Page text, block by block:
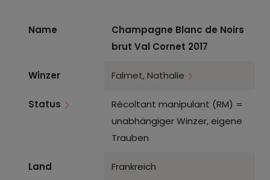
Name
Champagne Blanc de Noirs
brut Val Cornet 2017
Winzer Falmet, Nathalie
Status
Récoltant manipulant (RM) =
unabhängiger Winzer, eigene
Trauben
Land Frankreich